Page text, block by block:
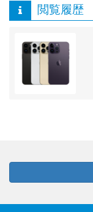
閲覧履歴